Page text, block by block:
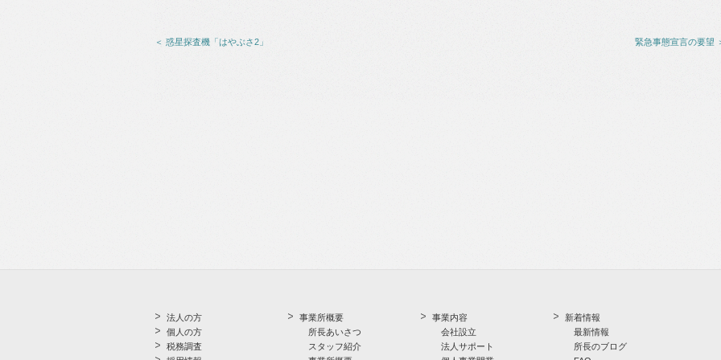
＜ 惑星探査機「はやぶさ2」 緊急事態宣言の要望
法人の方
個人の方
税務調査
事業所概要
所長あいさつ
スタッフ紹介
事業内容
会社設立
法人サポート
新着情報
最新情報
所長のブログ